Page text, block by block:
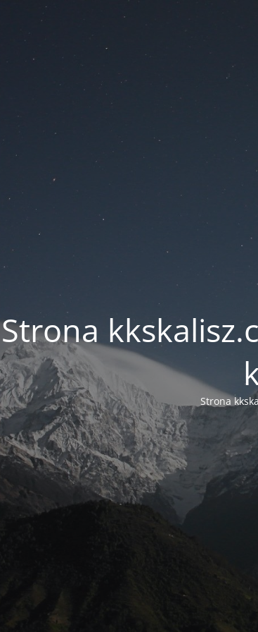
Strona
Strona